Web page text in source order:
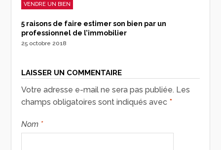
VENDRE UN BIEN
5 raisons de faire estimer son bien par un
professionnel de l’immobilier
25 octobre 2018
LAISSER UN COMMENTAIRE
Votre adresse e-mail ne sera pas publiée. Les
champs obligatoires sont indiqués avec *
Nom *